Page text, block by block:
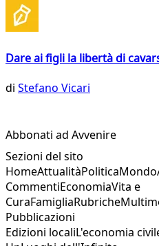
Dare ai figli la libertà di
di Stefano Vicari
Abbonati ad Avvenire
Sezioni del sito
HomeAttualitàPoliticaMondo
CommentiEconomiaVita e
CuraFamigliaRubriche
Pubblicazioni
Edizioni localiL'economia